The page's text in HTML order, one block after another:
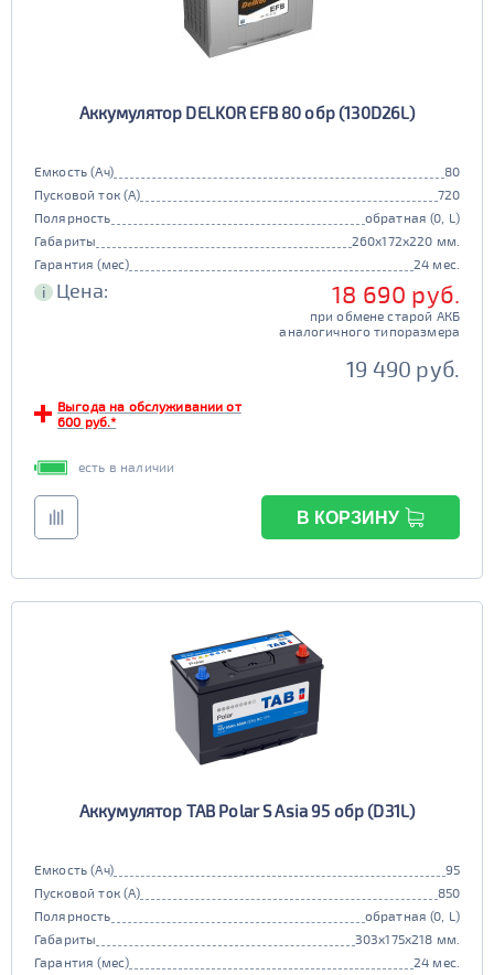
Аккумулятор DELKOR EFB 80 обр (130D26L)
Емкость (Ач)
80
Пусковой ток (А)
720
Полярность
обратная (0, L)
Габариты
260x172x220 мм.
Гарантия (мес)
24 мес.
i Цена: 18 690 руб.
при обмене старой АКБ
аналогичного типоразмера
19 490 руб.
Выгода на обслуживании от
600 руб.*
есть в наличии
В КОРЗИНУ
Аккумулятор TAB Polar S Asia 95 обр (D31L)
Емкость (Ач)
95
Пусковой ток (А)
850
Полярность
обратная (0, L)
Габариты
303x175x218 мм.
Гарантия (мес)
24 мес.